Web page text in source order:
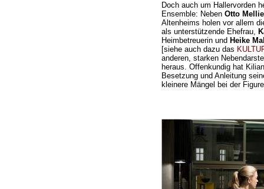
Doch auch um Hallervorden
Ensemble: Neben Otto
Altenheims holen vor allem
als unterstützende Ehefrau,
Heimbetreuerin und Heike
[siehe auch dazu das
anderen, starken
heraus. Offenkundig hat
Besetzung und Anleitung
kleinere Mängel bei der